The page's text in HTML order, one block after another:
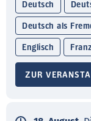
Deutsch
Deutsch als
Englisch
ZUR